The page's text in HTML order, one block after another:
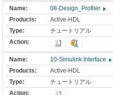
08-Design_Profiler
Active-HDL
チュートリアル
10-Simulink Interface
Active-HDL
チュートリアル